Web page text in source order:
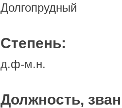
Долгопрудный
Степень:
д.ф-м.н.
Должность,